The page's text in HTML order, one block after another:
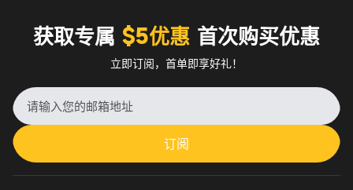
获取专属 $5优惠 首次购买优惠
立即订阅，首单即享好礼！
订阅